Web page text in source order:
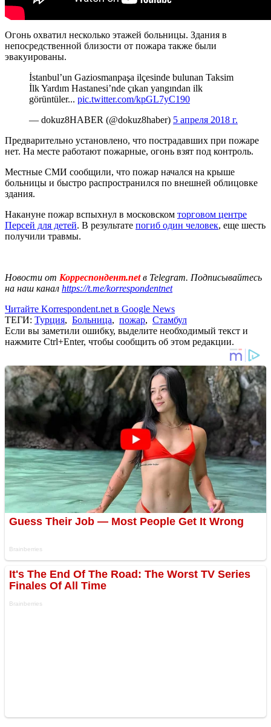
Огонь охватил несколько этажей больницы. Здания в
непосредственной близости от пожара также были
эвакуированы.
İstanbul’un Gaziosmanpaşa ilçesinde bulunan Taksim
İlk Yardım Hastanesi’nde çıkan yangından ilk
görüntüler... pic.twitter.com/kpGL7yC190
— dokuz8HABER (@dokuz8haber) 5 апреля 2018 г.
Предварительно установлено, что пострадавших при пожаре
нет. На месте работают пожарные, огонь взят под контроль.
Местные СМИ сообщили, что пожар начался на крыше
больницы и быстро распространился по внешней облицовке
здания.
Накануне пожар вспыхнул в московском торговом центре
Персей для детей. В результате погиб один человек, еще шесть
получили травмы.
Новости от Корреспондент.netв Telegram. Подписывайтесь
на наш канал https://t.me/korrespondentnet
Читайте Korrespondent.net в Google News
ТЕГИ: Турция, Больница, пожар, Стамбул
Если вы заметили ошибку, выделите необходимый текст и
нажмите Ctrl+Enter, чтобы сообщить об этом редакции.